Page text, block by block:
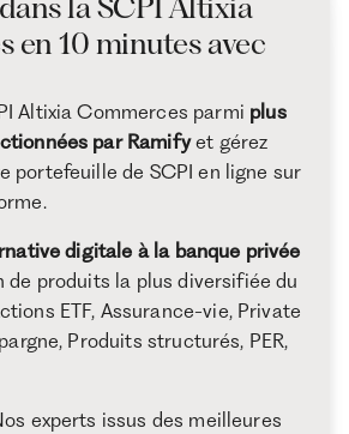
la SCPI Altixia
en 10 minutes avec
Altixia Commerces parmi plus
par Ramifyet gérez
portefeuille de SCPI en ligne sur
digitale à la banque privée
de produits la plus diversifiée du
ETF, Assurance-vie, Private
Produits structurés, PER,
experts issus des meilleures